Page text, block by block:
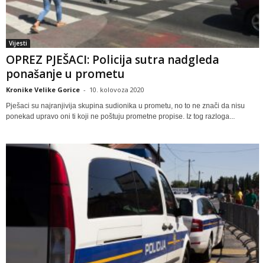
Vijesti
OPREZ PJEŠACI: Policija sutra nadgleda
ponašanje u prometu
Kronike Velike Gorice - 10. kolovoza 2020
Pješaci su najranjivija skupina sudionika u prometu, no to ne znači da nisu
ponekad upravo oni ti koji ne poštuju prometne propise. Iz tog razloga...